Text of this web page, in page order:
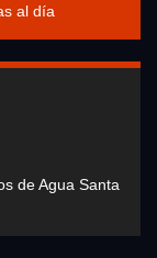
al día
de Agua Santa